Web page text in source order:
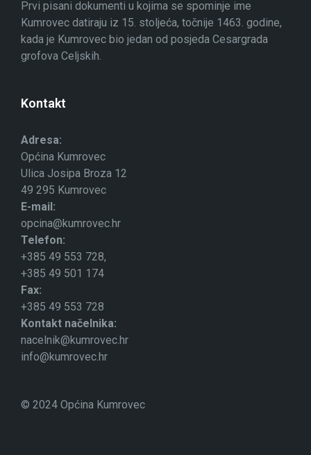
Prvi pisani dokumenti u kojima se spominje ime
Kumrovec datiraju iz 15. stoljeća, točnije 1463. godine,
kada je Kumrovec bio jedan od posjeda Cesargrada
grofova Celjskih.
Kontakt
Adresa:
Općina Kumrovec
Ulica Josipa Broza 12
49 295 Kumrovec
E-mail:
opcina@kumrovec.hr
Telefon:
+385 49 553 728,
+385 49 501 174
Fax:
+385 49 553 728
Kontakt načelnika:
nacelnik@kumrovec.hr
info@kumrovec.hr
© 2024 Općina Kumrovec